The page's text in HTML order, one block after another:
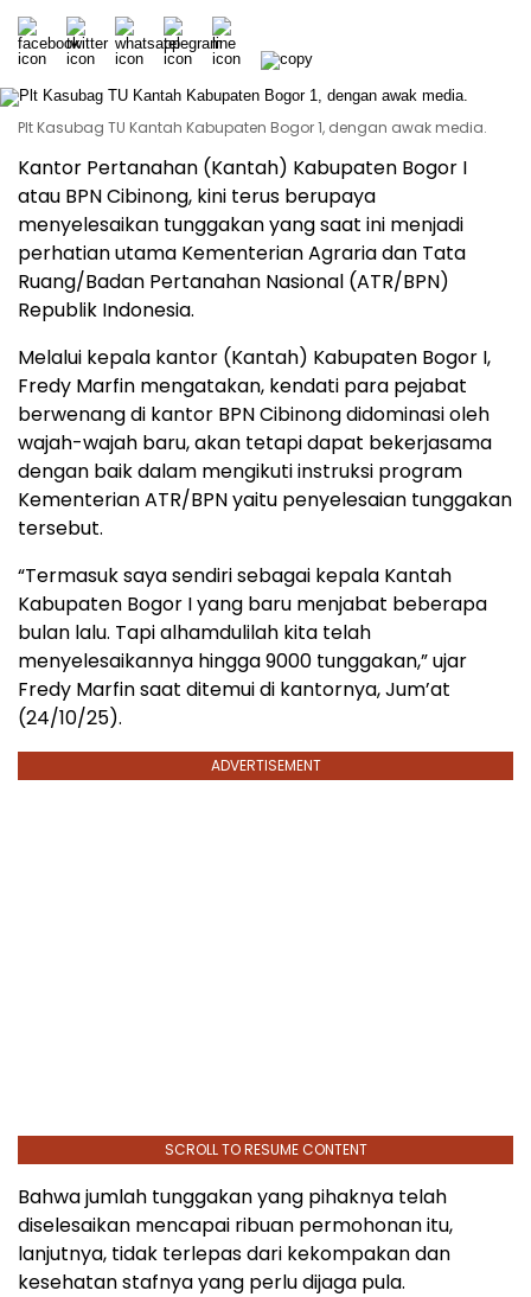
Plt Kasubag TU Kantah Kabupaten Bogor 1, dengan awak media.
Kantor Pertanahan (Kantah) Kabupaten Bogor I
atau BPN Cibinong, kini terus berupaya
menyelesaikan tunggakan yang saat ini menjadi
perhatian utama Kementerian Agraria dan Tata
Ruang/Badan Pertanahan Nasional (ATR/BPN)
Republik Indonesia.
Melalui kepala kantor (Kantah) Kabupaten Bogor I,
Fredy Marfin mengatakan, kendati para pejabat
berwenang di kantor BPN Cibinong didominasi oleh
wajah-wajah baru, akan tetapi dapat bekerjasama
dengan baik dalam mengikuti instruksi program
Kementerian ATR/BPN yaitu penyelesaian tunggakan
tersebut.
“Termasuk saya sendiri sebagai kepala Kantah
Kabupaten Bogor I yang baru menjabat beberapa
bulan lalu. Tapi alhamdulilah kita telah
menyelesaikannya hingga 9000 tunggakan,” ujar
Fredy Marfin saat ditemui di kantornya, Jum’at
(24/10/25).
ADVERTISEMENT
SCROLL TO RESUME CONTENT
Bahwa jumlah tunggakan yang pihaknya telah
diselesaikan mencapai ribuan permohonan itu,
lanjutnya, tidak terlepas dari kekompakan dan
kesehatan stafnya yang perlu dijaga pula.